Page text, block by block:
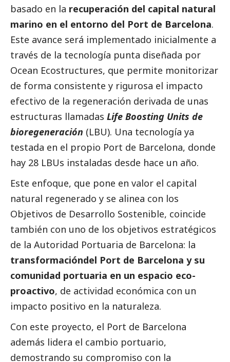
basado en la recuperación del capital natural
marino en el entorno del Port de Barcelona.
Este avance será implementado inicialmente a
través de la tecnología punta diseñada por
Ocean Ecostructures, que permite monitorizar
de forma consistente y rigurosa el impacto
efectivo de la regeneración derivada de unas
estructuras llamadas Life Boosting Units de
bioregeneración (LBU). Una tecnología ya
testada en el propio Port de Barcelona, donde
hay 28 LBUs instaladas desde hace un año.
Este enfoque, que pone en valor el capital
natural regenerado y se alinea con los
Objetivos de Desarrollo Sostenible, coincide
también con uno de los objetivos estratégicos
de la Autoridad Portuaria de Barcelona: la
transformacióndel Port de Barcelona y su
comunidad portuaria en un espacio eco-
proactivo, de actividad económica con un
impacto positivo en la naturaleza.
Con este proyecto, el Port de Barcelona
además lidera el cambio portuario,
demostrando su compromiso con la